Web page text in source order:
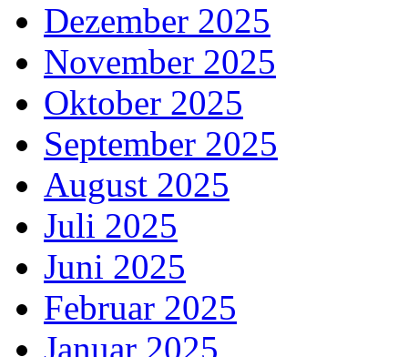
Dezember 2025
November 2025
Oktober 2025
September 2025
August 2025
Juli 2025
Juni 2025
Februar 2025
Januar 2025